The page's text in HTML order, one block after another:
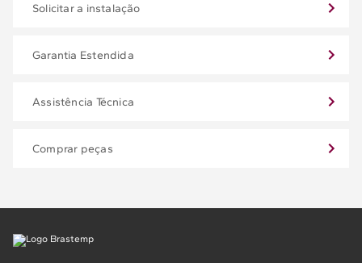
Solicitar a instalação
Garantia Estendida
Assistência Técnica
Comprar peças